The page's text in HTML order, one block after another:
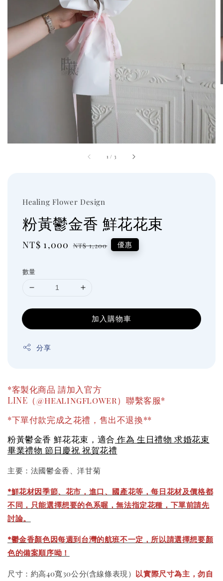
1 / 3
Healing Flower Design
粉黃鬱金香 鮮花花束
Sale
NT$ 1,000 Regular
NT$ 1,200 優惠
數量
加入購物車
分享
*客製化商品 請加入官方
LINE（@healingflower）聯繫客服*
*下單付款完成之花禮，售出不退換**
粉黃鬱金香 鮮花花束，適合 作為 生日禮物 求婚花束
畢業禮物 節日慶祝 祝賀花禮
主要：法國鬱金香、洋甘菊
*鮮花材因季節、花市，進口、國產花等，每日花材及價格都
不同，只能選擇想要的色系喔，無法指定花種，下單前請先
討論。
*鬱金香顏色因每週到台灣的航班不一定，所以請選擇想要顏
色的備案順序呦！
尺寸：約高40寬30公分(含線條表現） 以實際尺寸為主，勿自